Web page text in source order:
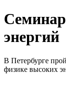
энергий
В Петербурге
физике высоких